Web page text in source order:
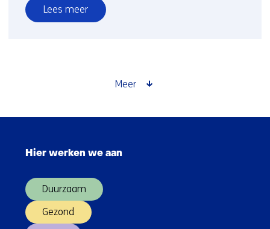
Lees meer
over
voor
vragen
aandacht
Meer
Hier werken we aan
Duurzaam
Gezond